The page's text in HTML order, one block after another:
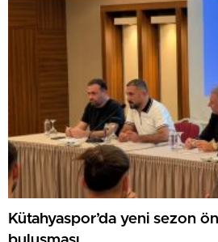
Kütahyaspor’da yeni sezon